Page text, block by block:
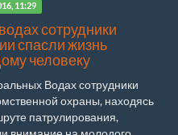
11:29
сотрудники
спасли жизнь
человеку
Водах сотрудники
охраны, находясь
патрулирования,